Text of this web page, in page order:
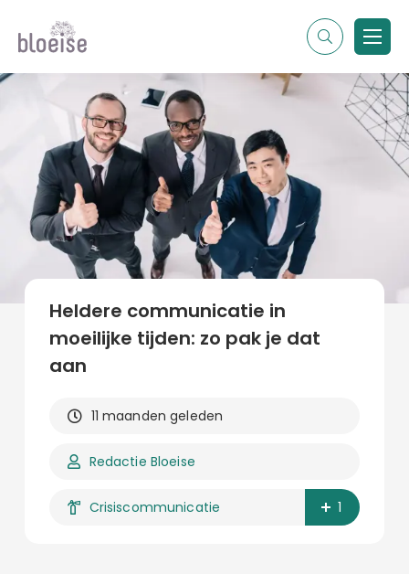
Contentmarketing
Online marketing
Branches
Marketing
Alle soorten artikelen
Alle topics
Heldere communicatie in
moeilijke tijden: zo pak je dat
aan
11 maanden geleden
Redactie Bloeise
Crisiscommunicatie 1